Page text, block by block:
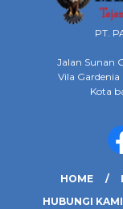
PT.
Jalan Sunan
Vila Gardenia
Kota
HOME
HUBUNGI KAMI